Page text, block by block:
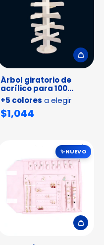
Árbol giratorio de
acrílico para 100
pares de arracada
+5 colores a elegir
$1,044
1/7
NUEVO